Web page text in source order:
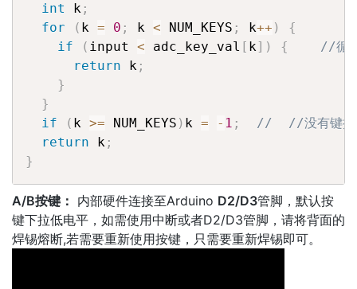
int
k ;
for
( k = 0 ; k < NUM_KEYS ; k++ )
{
if
( input < adc_key_val [ k] ) {
//循
return k ;
}
}
if
( k >= NUM_KEYS ) k = - 1 ;
//  //没有键按
return k ;
}
A/B按键： 内部硬件连接至Arduino D2/D3管脚，默认按
键下拉低电平，如需使用中断或者D2/D3管脚，请将背面的
焊锡熔断,若需要重新使用按键，只需要重新焊锡即可。